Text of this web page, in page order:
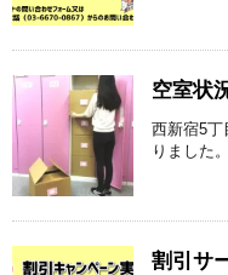
空室状
西新宿5丁
りました
割引サ